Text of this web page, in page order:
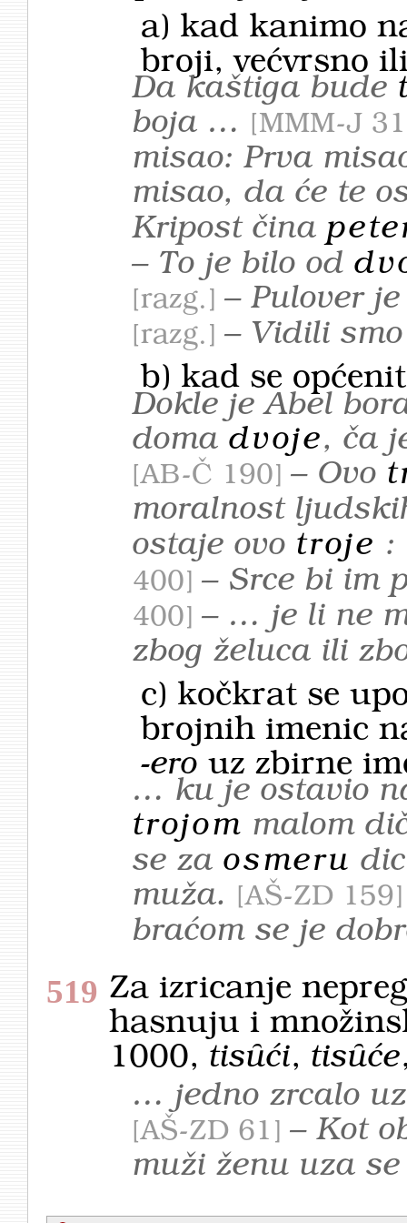
a) kad kanimo
broji, većvrsno
Da kaštiga bude
boja …
MMM-J
misao: Prva
misao, da će te
Kripost čina
– To je bilo od
razg. – Pulover je
razg.
– Vidili smo
b) kad se
Dokle je Abel
doma dvoje, ča
AB-Č 190 – Ovo
moralnost
ostaje ovo troje :
400 – Srce bi im
400 – … je li ne
zbog želuca ili
c) kočkrat se
brojnih imenic
-ero uz zbirne
… ku je ostavio
trojom malom
se za osmeru
muža.
AŠ-ZD 159
braćom se je
519 Za izricanje
hasnuju i
1000, tisȗći, tisȗće
… jedno zrcalo
AŠ-ZD 61
– Kot
muži ženu uza